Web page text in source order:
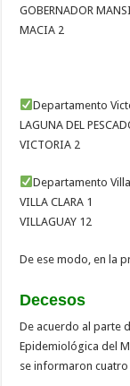
GOBERNADOR
MACIA 2
Departamento
LAGUNA DEL
VICTORIA 2
Departamento
VILLA CLARA 1
VILLAGUAY 12
De ese modo, en la
Decesos
De acuerdo al parte
Epidemiológica del
se informaron